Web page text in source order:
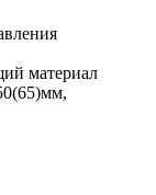
материал